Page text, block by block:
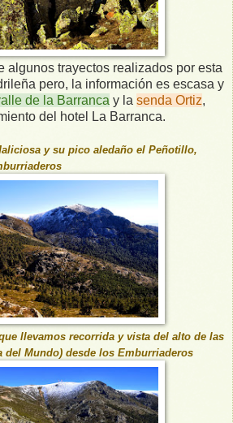
algunos trayectos realizados por esta
pero, la información es escasa y
de la Barranca y la senda Ortiz,
del hotel La Barranca.
y su pico aledaño el Peñotillo,
llevamos recorrida y vista del alto de las
del Mundo) desde los Emburriaderos